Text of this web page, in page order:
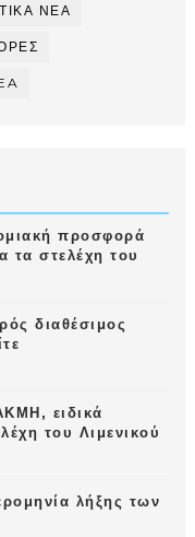
ΝΕΑ
προσφορά
τα στελέχη του
διαθέσιμος
ειδικά
του Λιμενικού
λήξης των